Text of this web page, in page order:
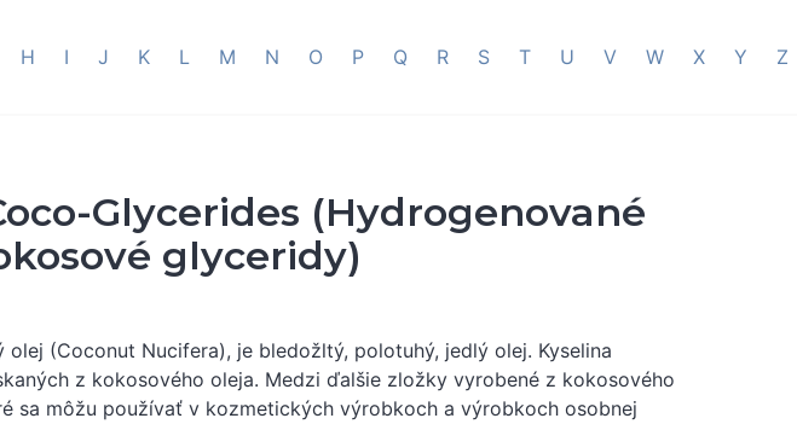
H I J K L M N O P Q R S T U V W X Y Z
Glycerides (Hydrogenované
glyceridy)
(Coconut Nucifera), je bledožltý, polotuhý, jedlý olej. Kyselina
z kokosového oleja. Medzi ďalšie zložky vyrobené z kokosového
sa môžu používať v kozmetických výrobkoch a výrobkoch osobnej